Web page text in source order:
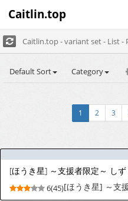
Caitlin.top
Caitlin.top - variant set - List -
Default Sort Category
1 2 3
[ほうき星] ～支援者限定～ しず
6(45)[ほうき星] ～支